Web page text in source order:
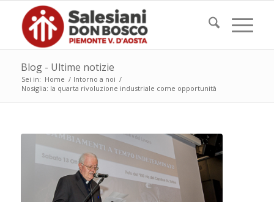
Blog - Ultime notizie
Sei in: Home / Intorno a noi /
Nosiglia: la quarta rivoluzione industriale come opportunità